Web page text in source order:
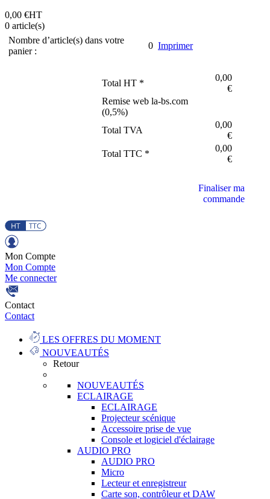
0,00 €HT
0 article(s)
Nombre d’article(s) dans votre
panier :
0 Imprimer
Total HT *
0,00
€
Remise web la-bs.com
(0,5%)
Total TVA
0,00
€
Total TTC *
0,00
€
Finaliser ma
commande
Mon Compte
Mon Compte
Me connecter
Contact
Contact
LES OFFRES DU MOMENT
NOUVEAUTÉS
Retour
NOUVEAUTÉS
ECLAIRAGE
ECLAIRAGE
Projecteur scénique
Accessoire prise de vue
Console et logiciel d'éclairage
AUDIO PRO
AUDIO PRO
Micro
Lecteur et enregistreur
Carte son, contrôleur et DAW